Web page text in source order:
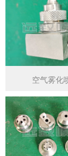
空气雾化